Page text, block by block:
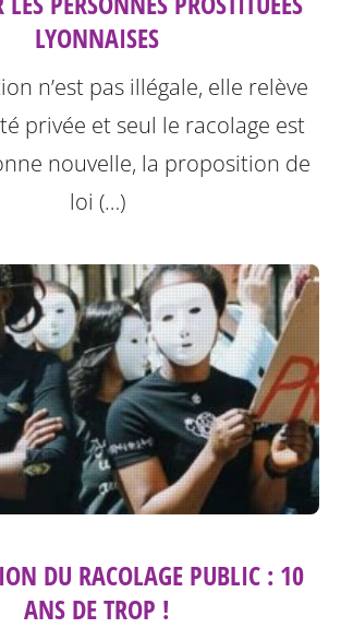
LYONNAISES
n’est pas illégale, elle relève
privée et seul le racolage est
nouvelle, la proposition de
loi (…)
DU RACOLAGE PUBLIC : 10
ANS DE TROP !